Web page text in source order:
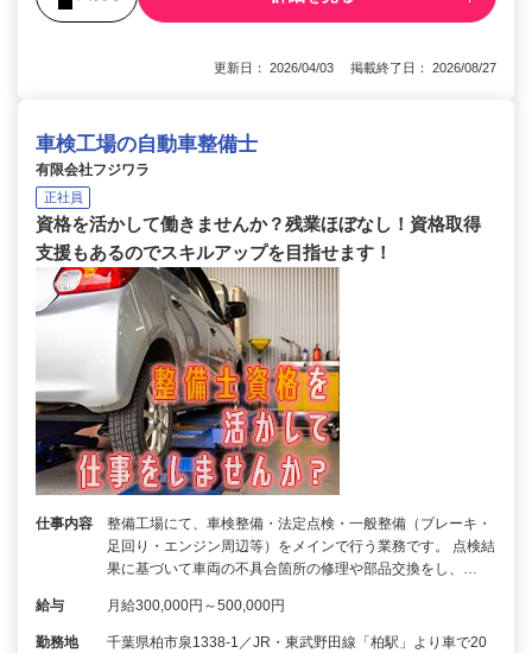
更新日： 2026/04/03 掲載終了日： 2026/08/27
車検工場の自動車整備士
有限会社フジワラ
正社員
資格を活かして働きませんか？残業ほぼなし！資格取得
支援もあるのでスキルアップを目指せます！
仕事内容
整備工場にて、車検整備・法定点検・一般整備（ブレーキ・
足回り・エンジン周辺等）をメインで行う業務です。 点検結
果に基づいて車両の不具合箇所の修理や部品交換をし、…
給与 月給300,000円～500,000円
勤務地
千葉県柏市泉1338-1／JR・東武野田線「柏駅」より車で20